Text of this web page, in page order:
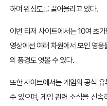
하며 완성도를 끌어올리고 있다.
이번 티저 사이트에서는 10여 초
영상에선 여러 차원에서 모인 영
의 풍경도 엿볼 수 있다.
또한 사이트에서는 게임의 공식
수 있으며, 게임 관련 소식을 신